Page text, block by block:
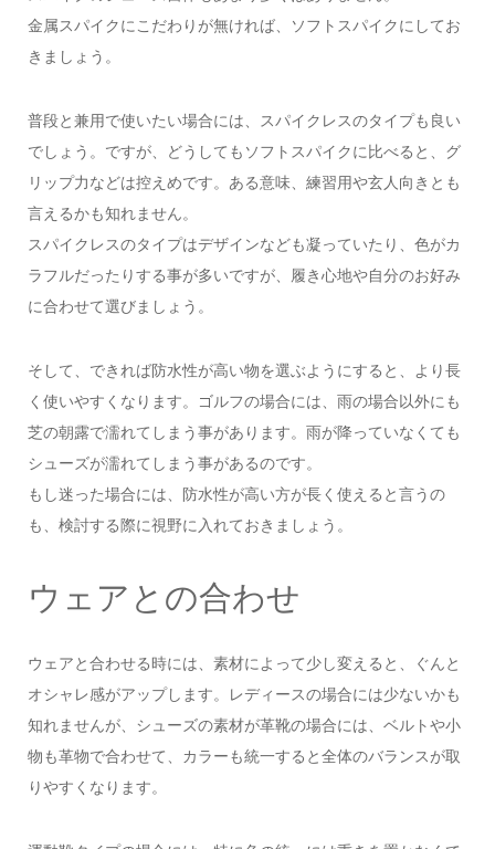
金属スパイクにこだわりが無ければ、ソフトスパイクにしてお
きましょう。
普段と兼用で使いたい場合には、スパイクレスのタイプも良い
でしょう。ですが、どうしてもソフトスパイクに比べると、グ
リップ力などは控えめです。ある意味、練習用や玄人向きとも
言えるかも知れません。
スパイクレスのタイプはデザインなども凝っていたり、色がカ
ラフルだったりする事が多いですが、履き心地や自分のお好み
に合わせて選びましょう。
そして、できれば防水性が高い物を選ぶようにすると、より長
く使いやすくなります。ゴルフの場合には、雨の場合以外にも
芝の朝露で濡れてしまう事があります。雨が降っていなくても
シューズが濡れてしまう事があるのです。
もし迷った場合には、防水性が高い方が長く使えると言うの
も、検討する際に視野に入れておきましょう。
ウェアとの合わせ
ウェアと合わせる時には、素材によって少し変えると、ぐんと
オシャレ感がアップします。レディースの場合には少ないかも
知れませんが、シューズの素材が革靴の場合には、ベルトや小
物も革物で合わせて、カラーも統一すると全体のバランスが取
りやすくなります。